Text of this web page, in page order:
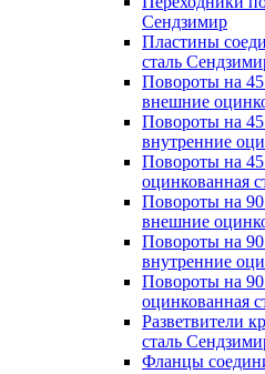
Сендзимир
Пластины
сталь
Повороты на 45
внешние
Повороты на 45
внутренние
Повороты на 45
оцинкованная
Повороты на 90
внешние
Повороты на 90
внутренние
Повороты на 90
оцинкованная
Разветвители
сталь
Фланцы